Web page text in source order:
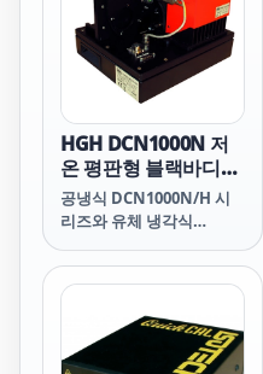
HGH DCN1000N 저
온 평판형 블랙바디
(-75℃ ~ +150℃)
공냉식 DCN1000N/H 시
리즈와 유체 냉각식
도 균일성 및 안정성과 방
사율이 높은 확장 구역 흑
체로, -75℃ ~ +150℃의 절
대 온도 범위에서 사용 가
능합니다.